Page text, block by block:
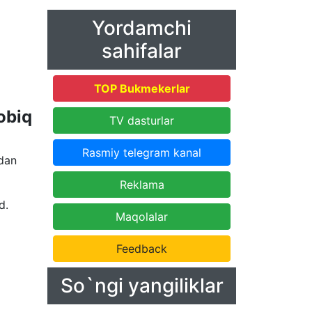
Yordamchi
sahifalar
TOP Bukmekerlar
TV dasturlar
Rasmiy telegram kanal
Reklama
Maqolalar
Feedback
So`ngi yangiliklar